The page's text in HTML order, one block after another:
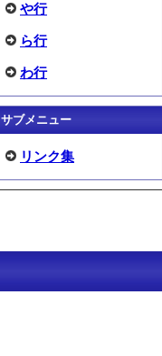
や行
ら行
わ行
サブメニュー
リンク集